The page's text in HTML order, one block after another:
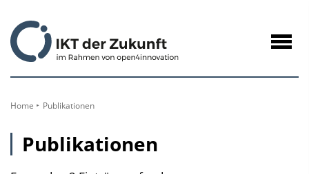
Inhalt
Home Publikationen
Publikationen